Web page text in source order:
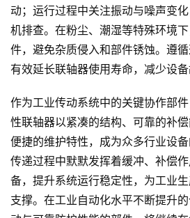
动；运行过程中关注振动与噪声变
机排查。在粉尘、潮湿等特殊环境
件，避免杂质侵入和部件锈蚀。遵
有效延长联轴器使用寿命，减少设备
作为工业传动系统中的关键协作部
性联轴器以紧凑的结构、可靠的补
便捷的维护特性，成为众多行业设
传递过程中默默发挥着缓冲、补偿
备，提升系统运行稳定性，为工业
支撑。在工业自动化水平不断提升